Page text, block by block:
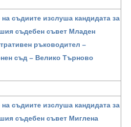
съдиите изслуша кандидата за
съдебен съвет Младен
ръководител –
съд – Велико Търново
съдиите изслуша кандидата за
съдебен съвет Миглена